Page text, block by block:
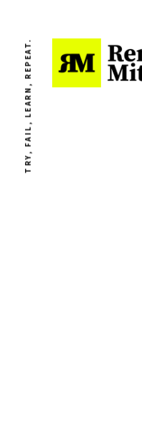
TRY, FAIL, LEARN, REPEAT.